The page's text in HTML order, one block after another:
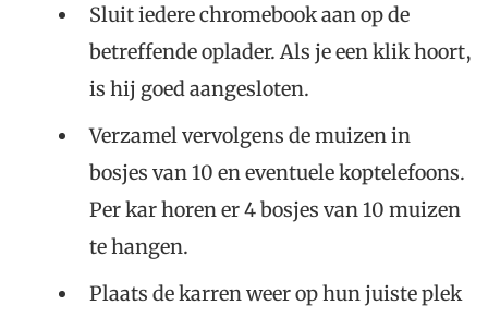
Sluit iedere chromebook aan op de
betreffende oplader. Als je een klik hoort,
is hij goed aangesloten.
Verzamel vervolgens de muizen in
bosjes van 10 en eventuele koptelefoons.
Per kar horen er 4 bosjes van 10 muizen
te hangen.
Plaats de karren weer op hun juiste plek